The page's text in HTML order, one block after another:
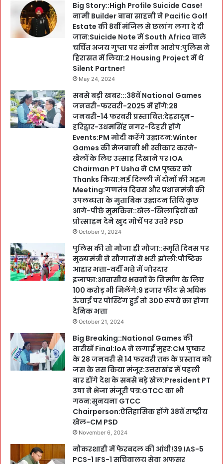
Big Story::High Profile Suicide Case!
नामी Builder बाबा साहनी ने Pacific Golf
Estate की 8वीं मंजिल से छलांग लगा दे दी
जान:Suicide Note में South Africa वाले
चर्चित अजय गुप्ता पर संगीन आरोप:पुलिस ने
हिरासत में लिया:2 Housing Project में थे
Silent Partner!
May 24, 2024
सबसे बड़ी खबर:::38वें National Games
जनवरी-फरवरी-2025 में होंगे:28
जनवरी-14 फरवरी प्रस्तावित:देहरादून-
हरिद्वार-उधमसिंह नगर-टिहरी होंगे
Events:PM मोदी करेंगे उद्घाटन:Winter
Games की मेजबानी भी स्वीकार करने-
खेलों के लिए उत्साह दिखाने पर IOA
Chairman PT Usha ने CM पुष्कर को
Thanks किया:नई दिल्ली में दोनों की अहम
Meeting:गणतंत्र दिवस और प्रधानमंत्री की
उपलब्धता के मुताबिक उद्घाटन तिथि कुछ
आगे-पीछे मुमकिन::खेल-खिलाड़ियों को
प्रोत्साहन देने खुद मोर्चे पर उतरे PSD
October 9, 2024
पुलिस की तो मौजा ही मौजा::स्मृति दिवस पर
मुख्यमंत्री ने सौगातों से भरी झोली:पौष्टिक
आहार भत्ता-वर्दी भत्ते में जोरदार
इजाफा:आवासीय भवनों के निर्माण के लिए
100 करोड़ भी मिलेंगे:9 हजार फीट से अधिक
ऊंचाई पर पोस्टिंग हुई तो 300 रूपये का होगा
दैनिक भत्ता
October 21, 2024
Big Breaking::National Games की
तारीखें Final:IoA ने लगाईं मुहर:CM पुष्कर
के 28 जनवरी से 14 फरवरी तक के प्रस्ताव को
जस के तस किया मंजूर:उत्तराखंड में पहली
बार होंगे देश के सबसे बड़े खेल:President PT
उषा ने भेजा मंजूरी पत्र:GTCC का भी
गठन:सुनयना GTCC
Chairperson:ऐतिहासिक होंगे 38वें राष्ट्रीय
खेल-CM PSD
November 6, 2024
नौकरशाही में फेरबदल की आंधी!39 IAS-5
PCS-1 IFS-1 सचिवालय सेवा अफसर